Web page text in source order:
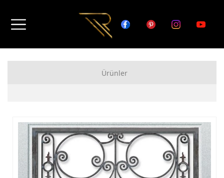
Ürünler
FERFORJE GARAJ KAPISI MODELLERİ
FERFORJE DUVAR ÜSTÜ KORKULUK MODELLERİ